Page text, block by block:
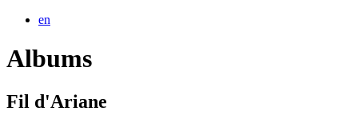
en
Albums
Fil d'Ariane